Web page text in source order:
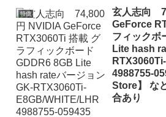
特価
玄人志向
GeForce
フィックボ
Lite hash
4988755-
Store】 な
合あり